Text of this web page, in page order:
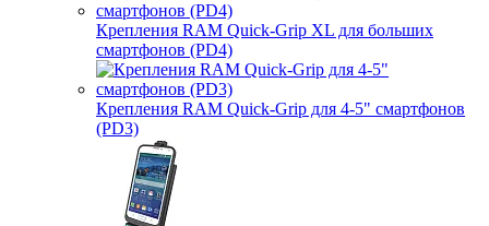
Крепления RAM Quick-Grip XL для больших
смартфонов (PD4)
Крепления RAM Quick-Grip для 4-5" смартфонов
(PD3)